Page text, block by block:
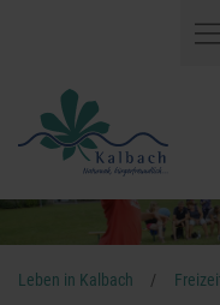
Leben in Kalbach /